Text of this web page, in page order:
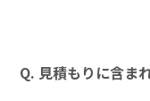
Q. 見積もりに含ま